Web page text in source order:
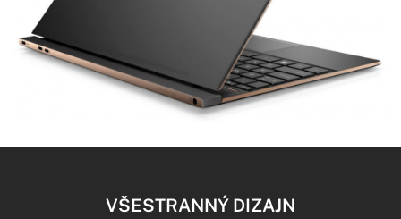
VŠESTRANNÝ DIZAJN